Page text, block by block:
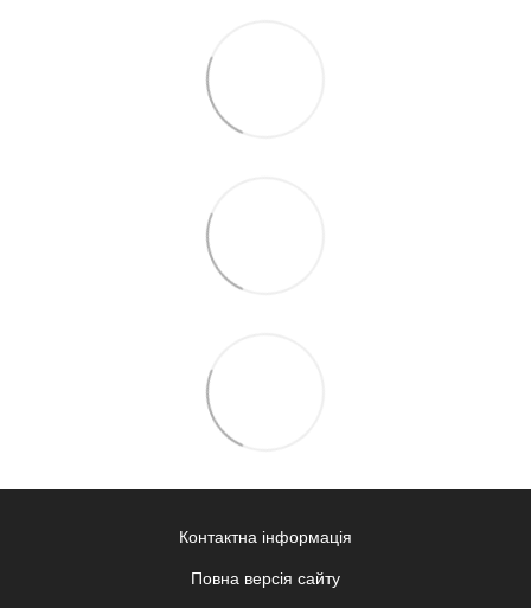
Контактна інформація
Повна версія сайту